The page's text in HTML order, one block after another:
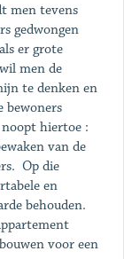
men tevens
gedwongen
er grote
men de
te denken en
bewoners
hiertoe :
van de
Op die
en
behouden.
voor een